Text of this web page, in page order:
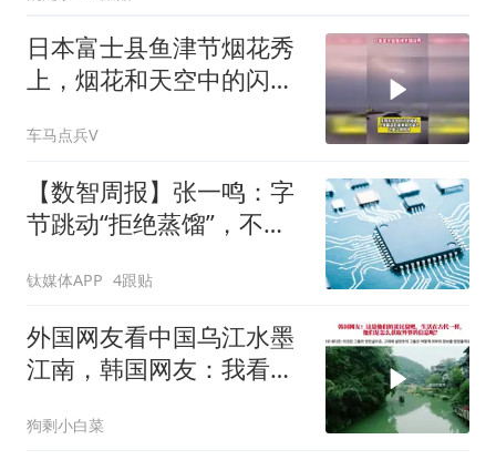
日本富士县鱼津节烟花秀
上，烟花和天空中的闪电
车马点兵V
【数智周报】张一鸣：字
节跳动“拒绝蒸馏”，不用
星发布下一代AI存储路线
图，展示zHBM和400层以
上V10 NAND技术
钛媒体APP 4跟贴
外国网友看中国乌江水墨
江南，韩国网友：我看见
狗剩小白菜